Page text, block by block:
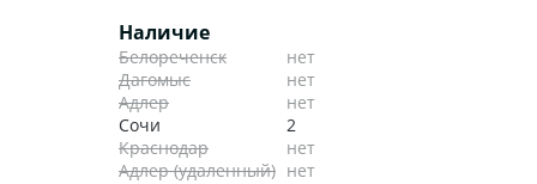
Наличие
Белореченск
нет
Дагомыс
нет
Адлер
нет
Сочи
2
Краснодар
нет
Адлер (удаленный) нет